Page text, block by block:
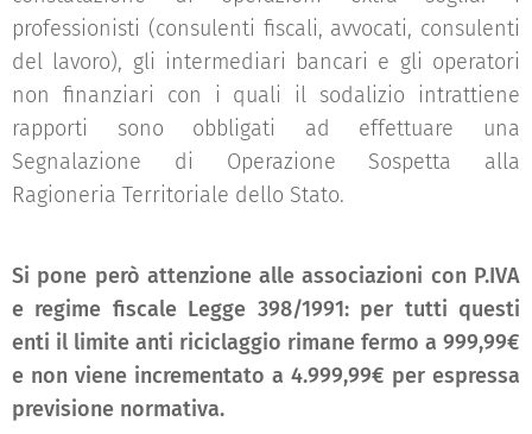
professionisti (consulenti fiscali, avvocati, consulenti
del lavoro), gli intermediari bancari e gli operatori
non finanziari con i quali il sodalizio intrattiene
rapporti sono obbligati ad effettuare una
Segnalazione di Operazione Sospetta alla
Ragioneria Territoriale dello Stato.
Si pone però attenzione alle associazioni con P.IVA
e regime fiscale Legge 398/1991: per tutti questi
enti il limite anti riciclaggio rimane fermo a 999,99€
e non viene incrementato a 4.999,99€ per espressa
previsione normativa.